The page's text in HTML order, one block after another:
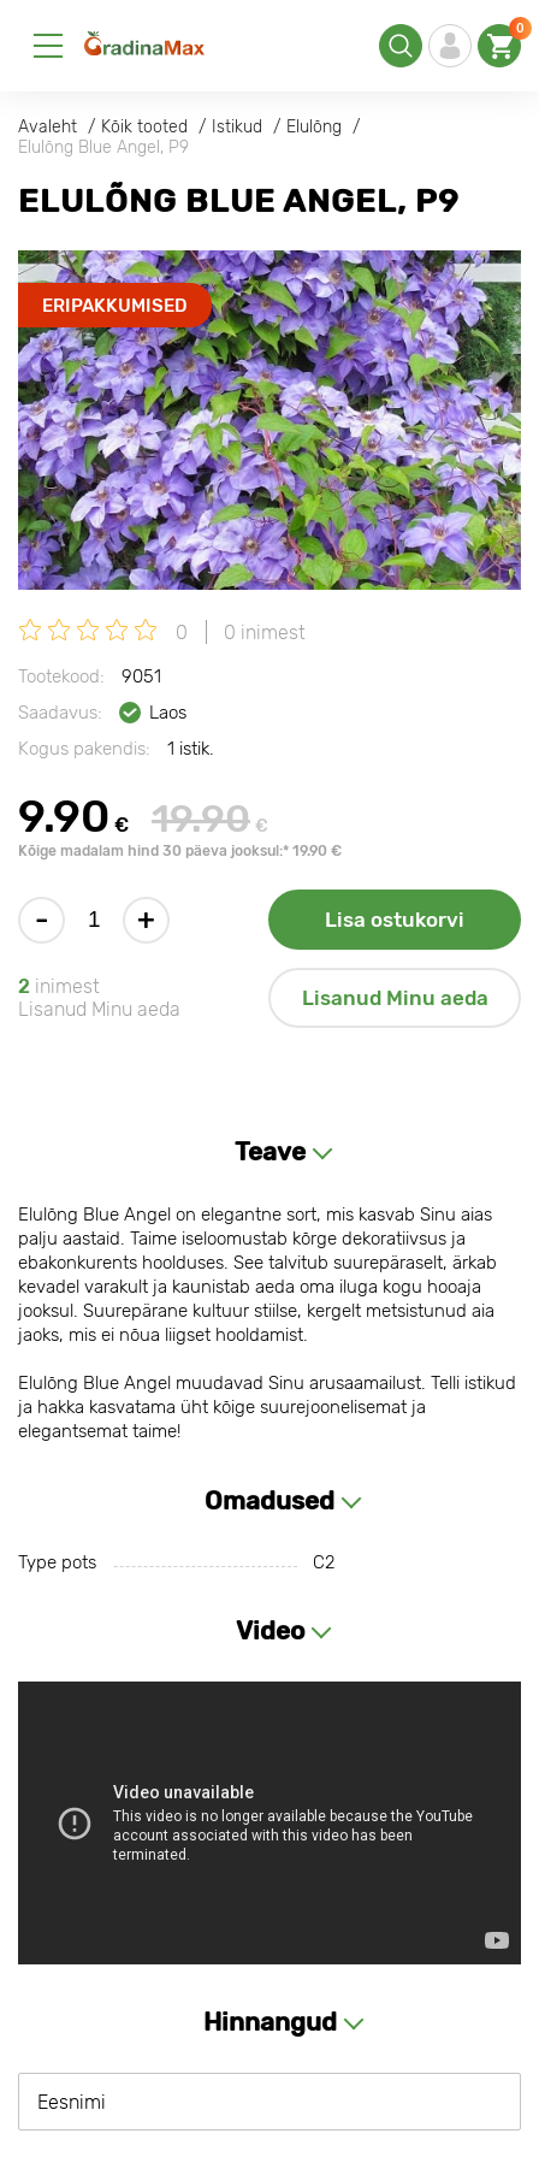
0
Avaleht Kõik tooted Istikud
Elulõng
Elulõng Blue Angel, P9
ELULÕNG BLUE ANGEL, P9
ERIPAKKUMISED
0 0 inimest
Tootekood:
9051
Saadavus:
Laos
Kogus pakendis:
1 istik.
9.90 € 19.90 €
Kõige madalam hind 30 päeva jooksul:* 19.90 €
- + Lisa ostukorvi
2 inimest
Lisanud Minu aeda
Lisanud Minu aeda
Teave
Elulõng Blue Angel on elegantne sort, mis kasvab Sinu aias
palju aastaid. Taime iseloomustab kõrge dekoratiivsus ja
ebakonkurents hoolduses. See talvitub suurepäraselt, ärkab
kevadel varakult ja kaunistab aeda oma iluga kogu hooaja
jooksul. Suurepärane kultuur stiilse, kergelt metsistunud aia
jaoks, mis ei nõua liigset hooldamist.
Elulõng Blue Angel muudavad Sinu arusaamailust. Telli istikud
ja hakka kasvatama üht kõige suurejoonelisemat ja
elegantsemat taime!
Omadused
Type pots С2
Video
Hinnangud